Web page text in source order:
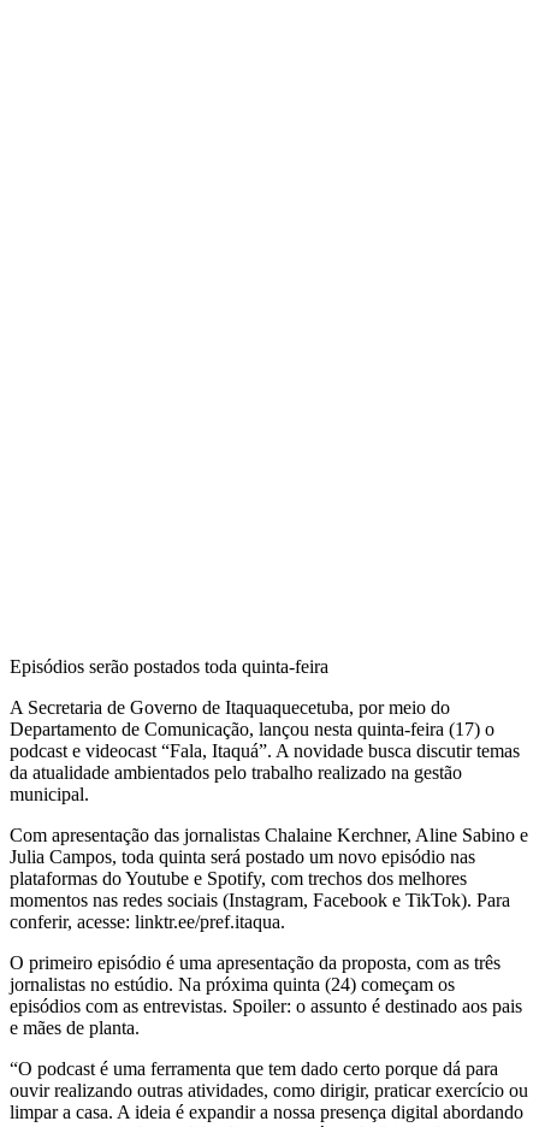
Episódios serão postados toda quinta-feira
A Secretaria de Governo de Itaquaquecetuba, por meio do
Departamento de Comunicação, lançou nesta quinta-feira (17) o
podcast e videocast “Fala, Itaquá”. A novidade busca discutir temas
da atualidade ambientados pelo trabalho realizado na gestão
municipal.
Com apresentação das jornalistas Chalaine Kerchner, Aline Sabino e
Julia Campos, toda quinta será postado um novo episódio nas
plataformas do Youtube e Spotify, com trechos dos melhores
momentos nas redes sociais (Instagram, Facebook e TikTok). Para
conferir, acesse: linktr.ee/pref.itaqua.
O primeiro episódio é uma apresentação da proposta, com as três
jornalistas no estúdio. Na próxima quinta (24) começam os
episódios com as entrevistas. Spoiler: o assunto é destinado aos pais
e mães de planta.
“O podcast é uma ferramenta que tem dado certo porque dá para
ouvir realizando outras atividades, como dirigir, praticar exercício ou
limpar a casa. A ideia é expandir a nossa presença digital abordando